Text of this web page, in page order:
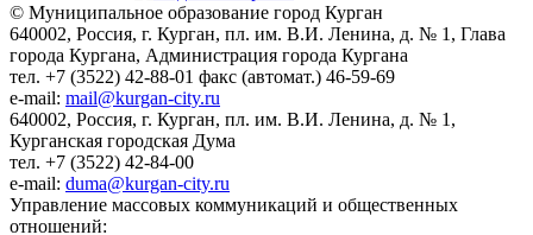
© Муниципальное образование город Курган
640002, Россия, г. Курган, пл. им. В.И. Ленина, д. № 1, Глава
города Кургана, Администрация города Кургана
тел. +7 (3522) 42-88-01 факс (автомат.) 46-59-69
e-mail: mail@kurgan-city.ru
640002, Россия, г. Курган, пл. им. В.И. Ленина, д. № 1,
Курганская городская Дума
тел. +7 (3522) 42-84-00
e-mail: duma@kurgan-city.ru
Управление массовых коммуникаций и общественных
отношений: